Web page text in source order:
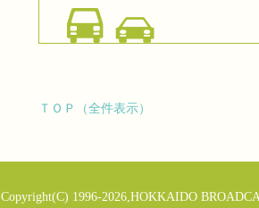
ＴＯＰ（全件表示）
Copyright(C) 1996-2026,HOKKAIDO